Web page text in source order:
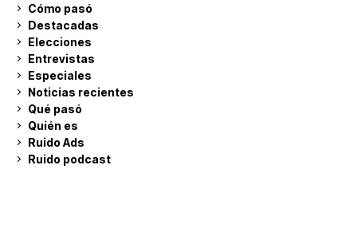
Cómo pasó
Destacadas
Elecciones
Entrevistas
Especiales
Noticias recientes
Qué pasó
Quién es
Ruido Ads
Ruido podcast